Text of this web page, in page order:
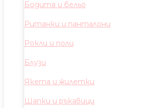
Бодита и бельо
Ританки и панталони
Рокли и поли
Блузи
Якета и жилетки
Шапки и ръкавици